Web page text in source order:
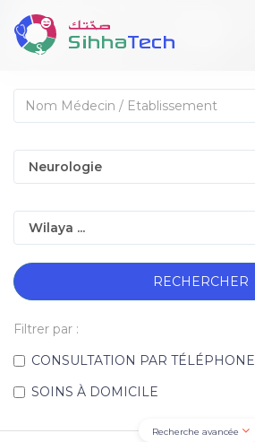
RECHERCHER
Filtrer par :
CONSULTATION PAR TÉLÉPHONE
SOINS À DOMICILE
Recherche avancée